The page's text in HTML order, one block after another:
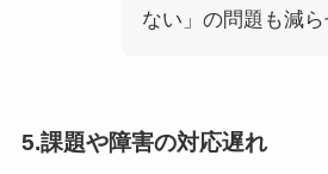
ない」の問題も減ら
5.課題や障害の対応遅れ